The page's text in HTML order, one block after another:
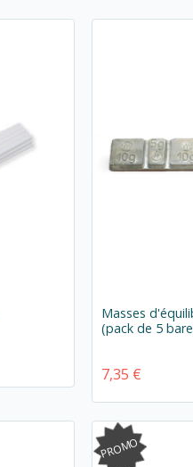
Masses
(pack de 5
7,35 €
PROMO